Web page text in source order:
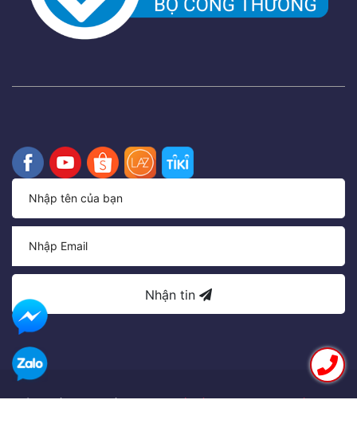
Nhận tin
Bản quyền thuộc vềCông Ty Cổ Phần Thương Mại Xuất Nhập